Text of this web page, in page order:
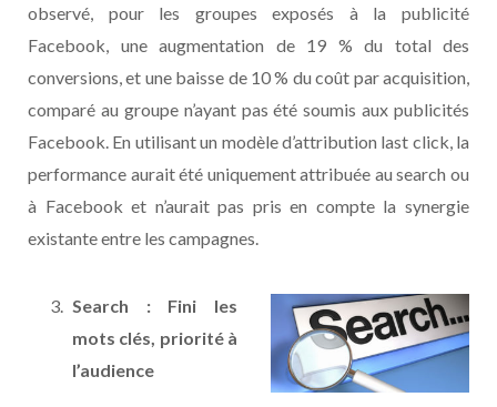
observé, pour les groupes exposés à la publicité
Facebook, une augmentation de 19 % du total des
conversions, et une baisse de 10 % du coût par acquisition,
comparé au groupe n’ayant pas été soumis aux publicités
Facebook. En utilisant un modèle d’attribution last click, la
performance aurait été uniquement attribuée au search ou
à Facebook et n’aurait pas pris en compte la synergie
existante entre les campagnes.
Search : Fini les
mots clés, priorité à
l’audience